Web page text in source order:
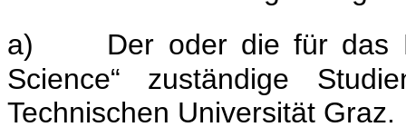
a)
Der oder die für das
Science“ zuständige
Technischen Universität Graz.